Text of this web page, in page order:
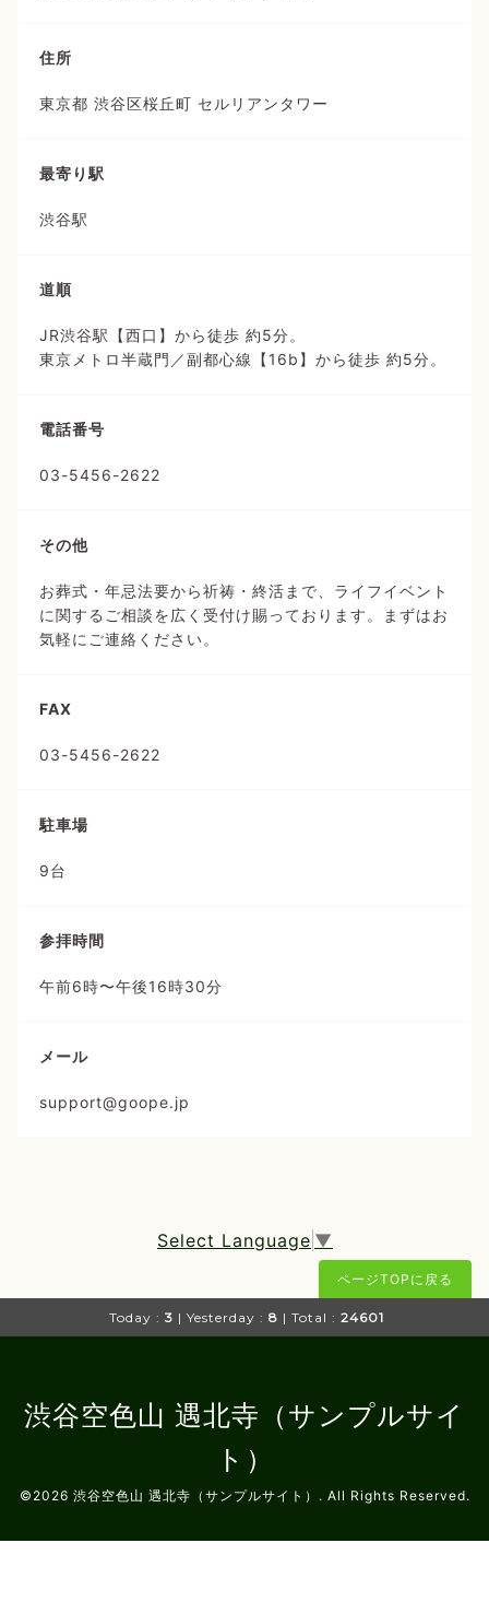
住所
東京都 渋谷区桜丘町 セルリアンタワー
最寄り駅
渋谷駅
道順
JR渋谷駅【西口】から徒歩 約5分。
東京メトロ半蔵門／副都心線【16b】から徒歩 約5分。
電話番号
03-5456-2622
その他
お葬式・年忌法要から祈祷・終活まで、ライフイベント
に関するご相談を広く受付け賜っております。まずはお
気軽にご連絡ください。
FAX
03-5456-2622
駐車場
9台
参拝時間
午前6時〜午後16時30分
メール
support@goope.jp
Select Language ▼
ページTOPに戻る
Today : 3 | Yesterday : 8 | Total : 24601
渋谷空色山 遇北寺（サンプルサイ
ト）
©2026 渋谷空色山 遇北寺（サンプルサイト） . All Rights Reserved.